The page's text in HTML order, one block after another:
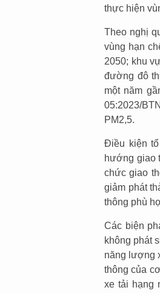
thực hiện
Theo nghị
vùng hạn
2050; khu
đường đô
một năm
05:2023/
PM2,5.
Điều kiện
hướng giao
chức giao
giảm phát
thông phù
Các biện
không phát
năng lượng
thông của
xe tải hạng